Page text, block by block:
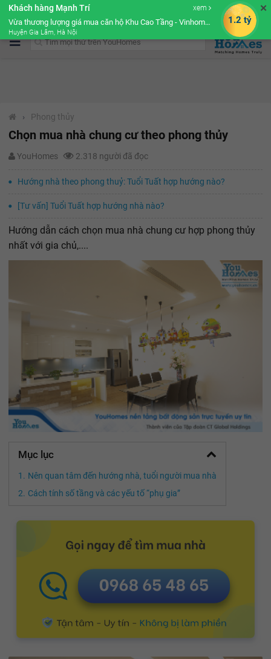
Cộng đồng Môi giới bPRO
› Phong thủy
Chọn mua nhà chung cư theo phong thủy
YouHomes 2.318 người đã đọc
Hướng nhà theo phong thuỷ: Tuổi Tuất hợp hướng nào?
[Tư vấn] Tuổi Tuất hợp hướng nhà nào?
Hướng dẫn cách chọn mua nhà chung cư hợp phong thủy
nhất với gia chủ,....
Mục lục
Nên quan tâm đến hướng nhà, tuổi người mua nhà
Cách tính số tầng và các yếu tố “phụ gia”
✕
Khách hàng Mạnh Trí xem
Vừa thương lượng giá mua căn hộ Khu Cao Tầng - Vinhomes Ocean Park
Huyện Gia Lâm, Hà Nội
1.2 tỷ